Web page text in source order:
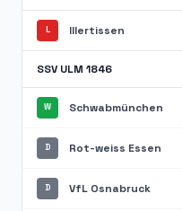
L Illertissen
SSV ULM 1846
W Schwabmünchen
D Rot-weiss Essen
D VfL Osnabruck